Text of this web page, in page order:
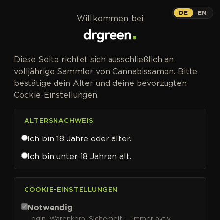
Royal Queen Seeds
DE EN
Willkommen bei
Diese Seite richtet sich ausschließlich an
volljährige Sammler von Cannabissamen. Bitte
bestätige dein Alter und deine bevorzugten
Cookie-Einstellungen.
ALTERSNACHWEIS
Ich bin 18 Jahre oder älter.
Ich bin unter 18 Jahren alt.
COOKIE-EINSTELLUNGEN
Notwendig
Login, Warenkorb, Sicherheit — immer aktiv.